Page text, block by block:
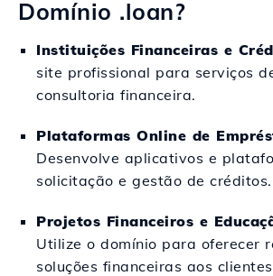
Domínio .loan?
Instituições Financeiras e
site profissional para serviços
consultoria financeira.
Plataformas Online de
Desenvolve aplicativos e
solicitação e gestão de créditos.
Projetos Financeiros e
Utilize o domínio para oferecer
soluções financeiras aos